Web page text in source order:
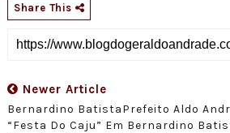
Share This
Newer Article
Bernardino BatistaPrefeito Aldo
“Festa Do Caju” Em Bernardino